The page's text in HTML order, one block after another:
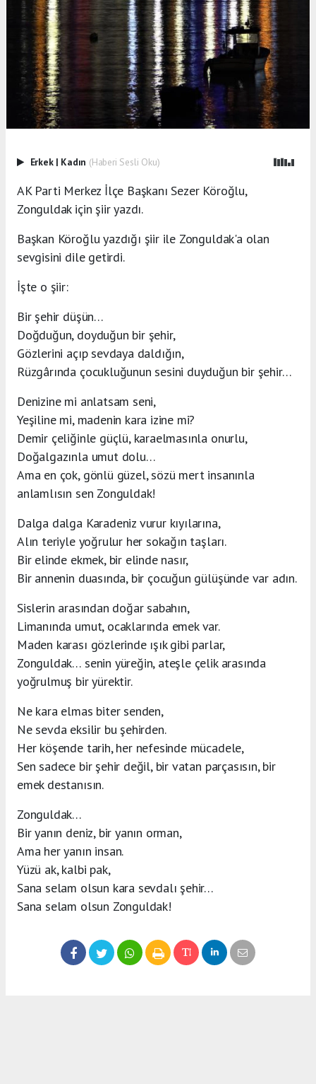
Erkek | Kadın (Haberi Sesli Oku)
AK Parti Merkez İlçe Başkanı Sezer Köroğlu,
Zonguldak için şiir yazdı.
Başkan Köroğlu yazdığı şiir ile Zonguldak'a olan
sevgisini dile getirdi.
İşte o şiir:
Bir şehir düşün…
Doğduğun, doyduğun bir şehir,
Gözlerini açıp sevdaya daldığın,
Rüzgârında çocukluğunun sesini duyduğun bir şehir…
Denizine mi anlatsam seni,
Yeşiline mi, madenin kara izine mi?
Demir çeliğinle güçlü, karaelmasınla onurlu,
Doğalgazınla umut dolu…
Ama en çok, gönlü güzel, sözü mert insanınla
anlamlısın sen Zonguldak!
Dalga dalga Karadeniz vurur kıyılarına,
Alın teriyle yoğrulur her sokağın taşları.
Bir elinde ekmek, bir elinde nasır,
Bir annenin duasında, bir çocuğun gülüşünde var adın.
Sislerin arasından doğar sabahın,
Limanında umut, ocaklarında emek var.
Maden karası gözlerinde ışık gibi parlar,
Zonguldak… senin yüreğin, ateşle çelik arasında
yoğrulmuş bir yürektir.
Ne kara elmas biter senden,
Ne sevda eksilir bu şehirden.
Her köşende tarih, her nefesinde mücadele,
Sen sadece bir şehir değil, bir vatan parçasısın, bir
emek destanısın.
Zonguldak…
Bir yanın deniz, bir yanın orman,
Ama her yanın insan.
Yüzü ak, kalbi pak,
Sana selam olsun kara sevdalı şehir…
Sana selam olsun Zonguldak!